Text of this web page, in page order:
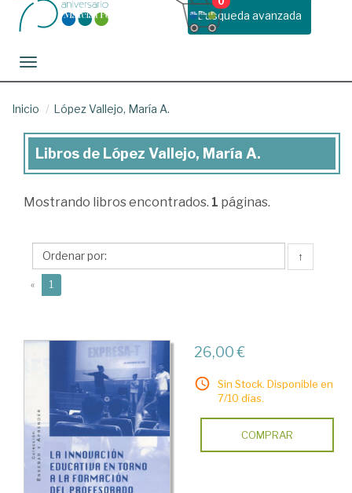
Busqueda avanzada
Toggle navigation
Inicio López Vallejo, María A.
Libros
López
María
A.
Libros de López Vallejo, María A.
Mostrando libros encontrados. 1 páginas.
↑
« 1
26,00 €
Sin Stock. Disponible en
7/10 días.
COMPRAR